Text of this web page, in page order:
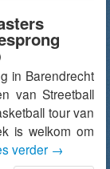
in Barendrecht
van Streetball
tour van
is welkom om
verder →